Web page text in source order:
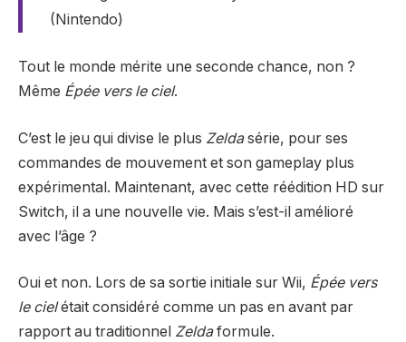
(Nintendo)
Tout le monde mérite une seconde chance, non ?
Même Épée vers le ciel.
C’est le jeu qui divise le plus Zeldasérie, pour ses
commandes de mouvement et son gameplay plus
expérimental. Maintenant, avec cette réédition HD sur
Switch, il a une nouvelle vie. Mais s’est-il amélioré
avec l’âge ?
Oui et non. Lors de sa sortie initiale sur Wii, Épée vers
le cielétait considéré comme un pas en avant par
rapport au traditionnel Zeldaformule.